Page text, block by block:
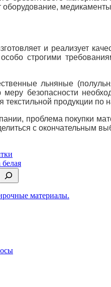
оборудование,
и реализует
строгими
льняные
безопасности
текстильной продукции
проблема покупки
с окончательным